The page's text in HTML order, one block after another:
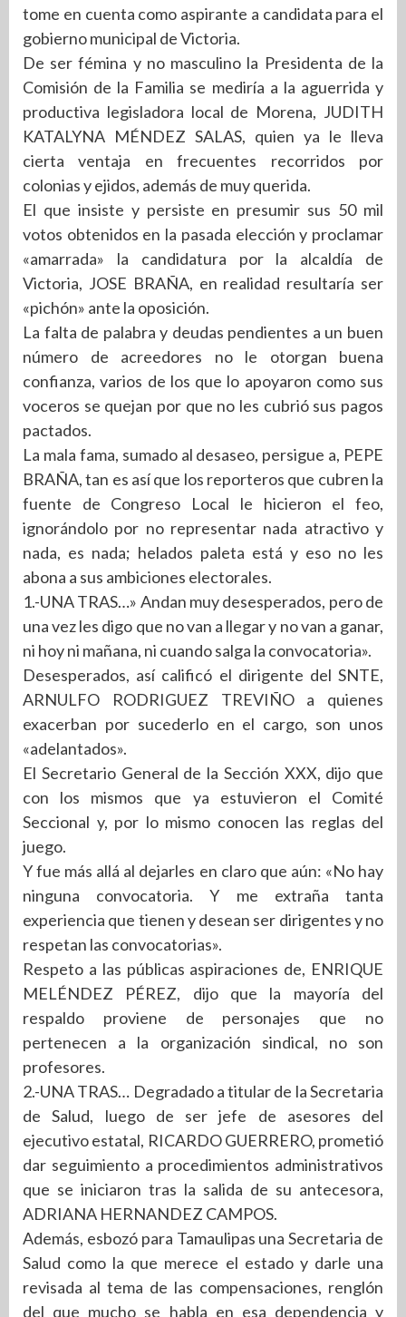
tome en cuenta como aspirante a candidata para el
gobierno municipal de Victoria.
De ser fémina y no masculino la Presidenta de la
Comisión de la Familia se mediría a la aguerrida y
productiva legisladora local de Morena, JUDITH
KATALYNA MÉNDEZ SALAS, quien ya le lleva
cierta ventaja en frecuentes recorridos por
colonias y ejidos, además de muy querida.
El que insiste y persiste en presumir sus 50 mil
votos obtenidos en la pasada elección y proclamar
«amarrada» la candidatura por la alcaldía de
Victoria, JOSE BRAÑA, en realidad resultaría ser
«pichón» ante la oposición.
La falta de palabra y deudas pendientes a un buen
número de acreedores no le otorgan buena
confianza, varios de los que lo apoyaron como sus
voceros se quejan por que no les cubrió sus pagos
pactados.
La mala fama, sumado al desaseo, persigue a, PEPE
BRAÑA, tan es así que los reporteros que cubren la
fuente de Congreso Local le hicieron el feo,
ignorándolo por no representar nada atractivo y
nada, es nada; helados paleta está y eso no les
abona a sus ambiciones electorales.
1.-UNA TRAS…» Andan muy desesperados, pero de
una vez les digo que no van a llegar y no van a ganar,
ni hoy ni mañana, ni cuando salga la convocatoria».
Desesperados, así calificó el dirigente del SNTE,
ARNULFO RODRIGUEZ TREVIÑO a quienes
exacerban por sucederlo en el cargo, son unos
«adelantados».
El Secretario General de la Sección XXX, dijo que
con los mismos que ya estuvieron el Comité
Seccional y, por lo mismo conocen las reglas del
juego.
Y fue más allá al dejarles en claro que aún: «No hay
ninguna convocatoria. Y me extraña tanta
experiencia que tienen y desean ser dirigentes y no
respetan las convocatorias».
Respeto a las públicas aspiraciones de, ENRIQUE
MELÉNDEZ PÉREZ, dijo que la mayoría del
respaldo proviene de personajes que no
pertenecen a la organización sindical, no son
profesores.
2.-UNA TRAS… Degradado a titular de la Secretaria
de Salud, luego de ser jefe de asesores del
ejecutivo estatal, RICARDO GUERRERO, prometió
dar seguimiento a procedimientos administrativos
que se iniciaron tras la salida de su antecesora,
ADRIANA HERNANDEZ CAMPOS.
Además, esbozó para Tamaulipas una Secretaria de
Salud como la que merece el estado y darle una
revisada al tema de las compensaciones, renglón
del que mucho se habla en esa dependencia y